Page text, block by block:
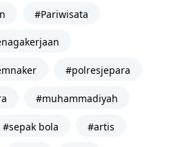
#Pariwisata
#polresjepara
#muhammadiyah
#sepak bola #artis